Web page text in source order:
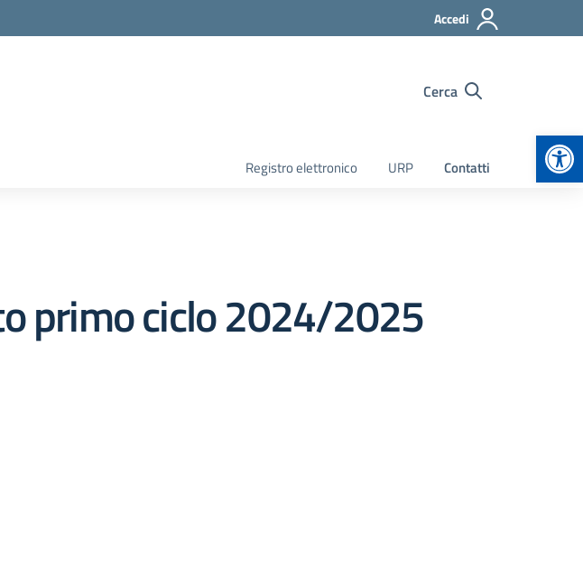
Accedi
Cerca
Registro elettronico URP Contatti
primo ciclo 2024/2025